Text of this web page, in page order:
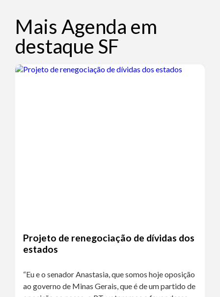
Mais Agenda em
destaque SF
Projeto de renegociação de dívidas dos
estados
“Eu e o senador Anastasia, que somos hoje oposição
ao governo de Minas Gerais, que é de um partido de